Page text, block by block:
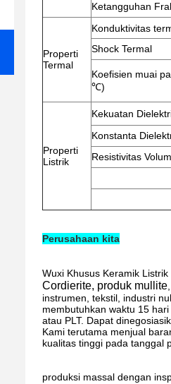
Ketangguhan
Properti
Termal
Konduktivitas
Shock Termal
Koefisien muai
℃)
Properti
Listrik
Kekuatan
Konstanta
Resistivitas
Perusahaan kita
Wuxi Khusus Keramik
Cordierite, produk mullite
instrumen, tekstil, industri
membutuhkan waktu 15
atau PLT. Dapat
Kami terutama menjual
kualitas tinggi pada tanggal
produksi massal dengan